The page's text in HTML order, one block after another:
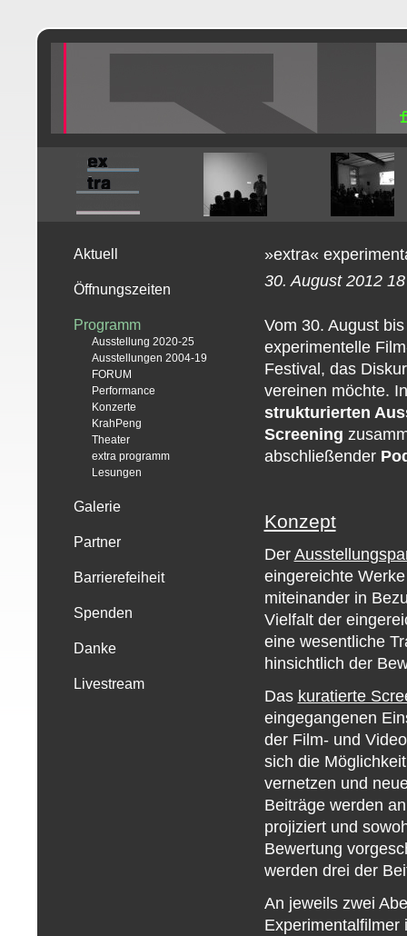
Aktuell
Öffnungszeiten
Programm
Ausstellung 2020-25
Ausstellungen 2004-19
FORUM
Performance
Konzerte
KrahPeng
Theater
extra programm
Lesungen
Galerie
Partner
Barrierefeiheit
Spenden
Danke
Livestream
»extra«
30. August 2012
Vom 30. August
experimentelle
Festival, das
vereinen möchte.
strukturierten
Screening
abschließender
Konzept
Der
eingereichte
miteinander in
Vielfalt der
eine wesentliche
hinsichtlich der
Das kuratierte
eingegangenen
der Film- und
sich die
vernetzen und
Beiträge werden
projiziert und
Bewertung
werden drei der
An jeweils zwei
Experimentalfilmer